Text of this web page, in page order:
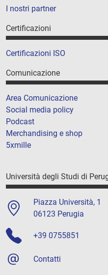
I nostri partner
Certificazioni
Certificazioni ISO
Comunicazione
Area Comunicazione
Social media policy
Podcast
Merchandising e shop
5xmille
Università degli Studi di
Piazza Università, 1
06123 Perugia
+39 0755851
Contatti